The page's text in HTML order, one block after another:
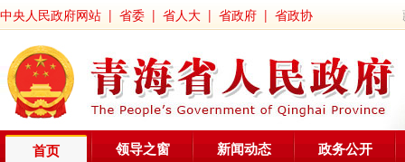
中央人民政府网站 | 省委 | 省人大 | 省政府 | 省政协
首页 领导之窗 新闻动态 政务公开